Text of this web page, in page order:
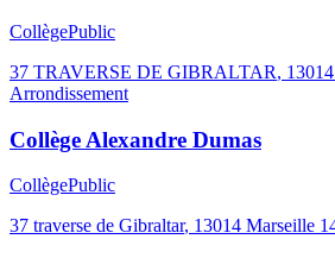
CollègePublic
37 TRAVERSE DE GIBRALTAR, 13014
Arrondissement
Collège Alexandre Dumas
CollègePublic
37 traverse de Gibraltar, 13014 Marseille